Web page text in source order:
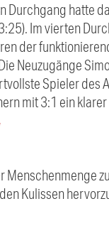
Durchgang hatte
Im vierten
der
Neuzugänge
Spieler des
mit 3:1 ein
Kulissen